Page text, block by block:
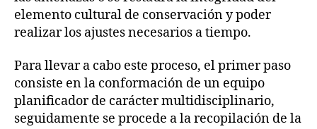
elemento cultural de conservación y poder
realizar los ajustes necesarios a tiempo.
Para llevar a cabo este proceso, el primer paso
consiste en la conformación de un equipo
planificador de carácter multidisciplinario,
seguidamente se procede a la recopilación de la